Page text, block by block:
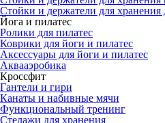
Стойки и держатели для хранения
Йога и пилатес
Ролики для пилатес
Коврики для йоги и пилатес
Аксессуары для йоги и пилатес
Аквааэробика
Кроссфит
Гантели и гири
Канаты и набивные мячи
Функциональный тренинг
Стелажи для хранения